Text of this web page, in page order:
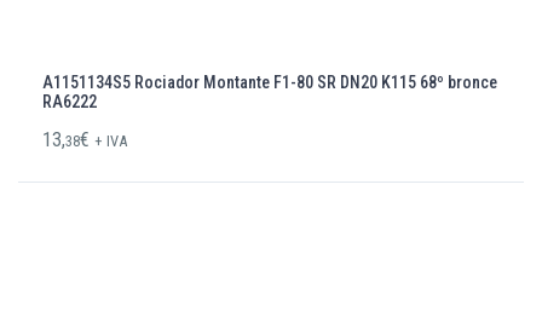
A1151134S5 Rociador Montante F1-80 SR DN20 K115 68º bronce
RA6222
13,38€ + IVA